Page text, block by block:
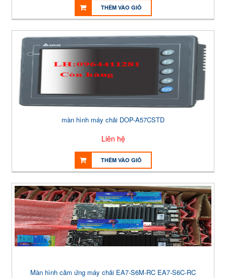
THÊM VÀO GIỎ
màn hình máy chải DOP-A57CSTD
Liên hệ
THÊM VÀO GIỎ
Màn hình cảm ứng máy chải EA7-S6M-RC EA7-S6C-RC